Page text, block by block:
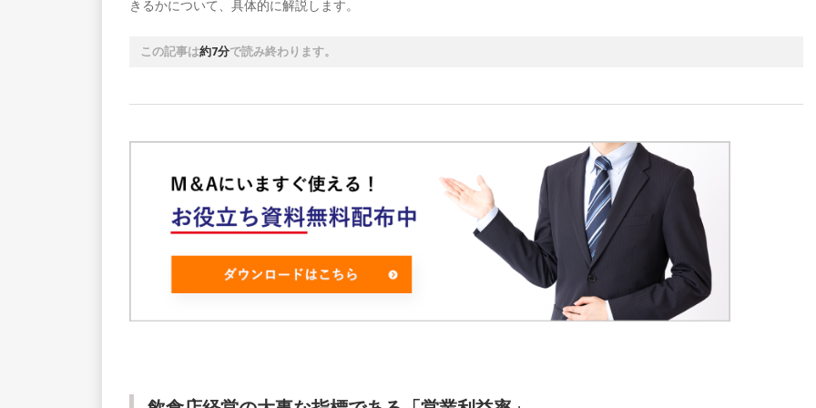
きるかについて、具体的に解説します。
この記事は約7分で読み終わります。